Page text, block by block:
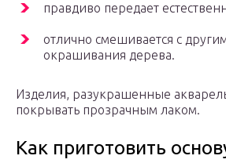
правдиво передает
отлично смешивается с
окрашивания дерева.
Изделия, разукрашенные
покрывать прозрачным лаком.
Как приготовить